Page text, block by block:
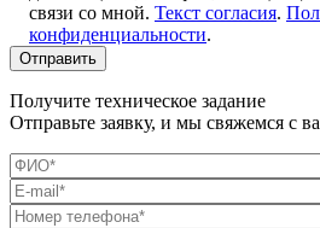
связи со мной. Текст согласия.
конфиденциальности.
Получите техническое задание
Отправьте заявку, и мы свяжемся с